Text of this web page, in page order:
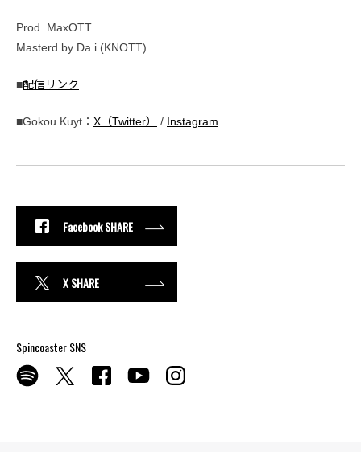
Prod. MaxOTT
Masterd by Da.i (KNOTT)
■配信リンク
■Gokou Kuyt： X（Twitter） / Instagram
Facebook SHARE
X SHARE
Spincoaster SNS